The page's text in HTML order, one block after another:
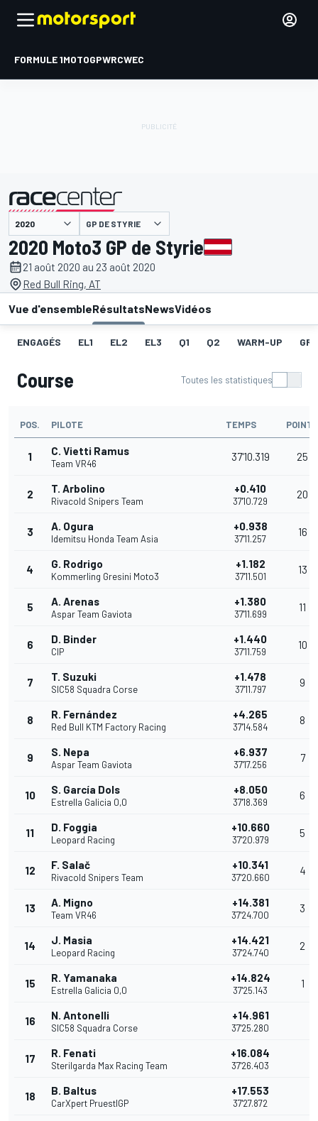
FORMULE 1MOTOGPWRCWEC
présenté par GP DE STYRIE
2020 Moto3 GP de Styrie
21 août 2020 au 23 août 2020
Red Bull Ring, AT
Vue d'ensembleRésultatsNewsVidéos
ENGAGÉS EL1 EL2 EL3 Q1 Q2 WARM-UP
Course Toutes les statistiques
POS. PILOTE TEMPS POINTS
1 C. Vietti Ramus
Team VR46
37'10.319 25
2 T. Arbolino
Rivacold Snipers Team
+0.410
37'10.729
20
3 A. Ogura
Idemitsu Honda Team Asia
+0.938
37'11.257
16
4 G. Rodrigo
Kommerling Gresini Moto3
+1.182
37'11.501
13
5 A. Arenas
Aspar Team Gaviota
+1.380
37'11.699
11
6 D. Binder
CIP
+1.440
37'11.759
10
7 T. Suzuki
SIC58 Squadra Corse
+1.478
37'11.797
9
8 R. Fernández
Red Bull KTM Factory Racing
+4.265
37'14.584
8
9 S. Nepa
Aspar Team Gaviota
+6.937
37'17.256
7
10 S. García Dols
Estrella Galicia 0,0
+8.050
37'18.369
6
11 D. Foggia
Leopard Racing
+10.660
37'20.979
5
12 F. Salač
Rivacold Snipers Team
+10.341
37'20.660
4
13 A. Migno
Team VR46
+14.381
37'24.700
3
14 J. Masia
Leopard Racing
+14.421
37'24.740
2
15 R. Yamanaka
Estrella Galicia 0,0
+14.824
37'25.143
1
16 N. Antonelli
SIC58 Squadra Corse
+14.961
37'25.280
17 R. Fenati
Sterilgarda Max Racing Team
+16.084
37'26.403
18 B. Baltus
CarXpert PruestlGP
+17.553
37'27.872